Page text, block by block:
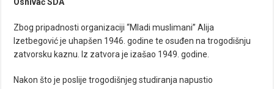
Zbog pripadnosti organizaciji “Mladi muslimani” Alija
Izetbegović je uhapšen 1946. godine te osuđen na trogodišnju
zatvorsku kaznu. Iz zatvora je izašao 1949. godine.
Nakon što je poslije trogodišnjeg studiranja napustio